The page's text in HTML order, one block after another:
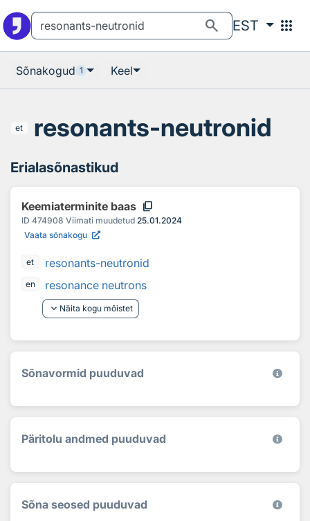
search EST apps
Sõnakogud 1 Keel
et resonants-neutronid
Erialasõnastikud
Keemiaterminite baas content_copy
ID 474908 Viimati muudetud 25.01.2024
Vaata sõnakogu
et resonants-neutronid
en
resonance neutrons
keyboard_arrow_down Näita kogu mõistet
Sõnavormid puuduvad
Päritolu andmed puuduvad
Sõna seosed puuduvad